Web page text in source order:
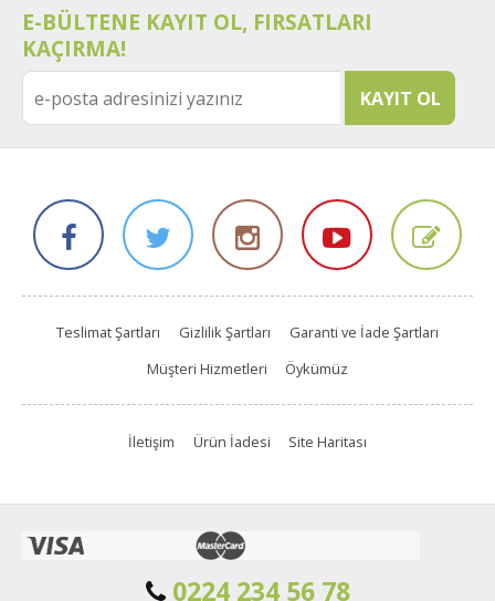
E-BÜLTENE KAYIT OL, FIRSATLARI
KAÇIRMA!
Teslimat Şartları Gizlilik Şartları
Garanti ve İade Şartları
Müşteri Hizmetleri
Öykümüz
İletişim Ürün İadesi Site Haritası
0224 234 56 78